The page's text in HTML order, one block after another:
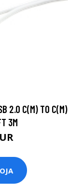
2.0 C(M) TO C(M)
3M